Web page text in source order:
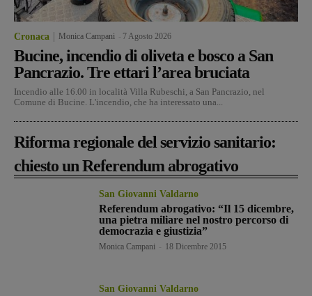
Cronaca Monica Campani 7 Agosto 2026
Bucine, incendio di oliveta e bosco a San
Pancrazio. Tre ettari l’area bruciata
Incendio alle 16.00 in località Villa Rubeschi, a San Pancrazio, nel
Comune di Bucine. L'incendio, che ha interessato una...
Riforma regionale del servizio sanitario:
chiesto un Referendum abrogativo
San Giovanni Valdarno
Referendum abrogativo: “Il 15 dicembre,
una pietra miliare nel nostro percorso di
democrazia e giustizia”
Monica Campani 18 Dicembre 2015
San Giovanni Valdarno